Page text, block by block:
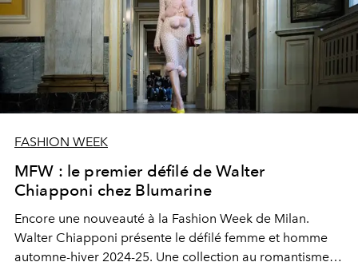
FASHION WEEK
MFW : le premier défilé de Walter
Chiapponi chez Blumarine
Encore une nouveauté à la Fashion Week de Milan.
Walter Chiapponi présente le défilé femme et homme
automne-hiver 2024-25. Une collection au romantisme